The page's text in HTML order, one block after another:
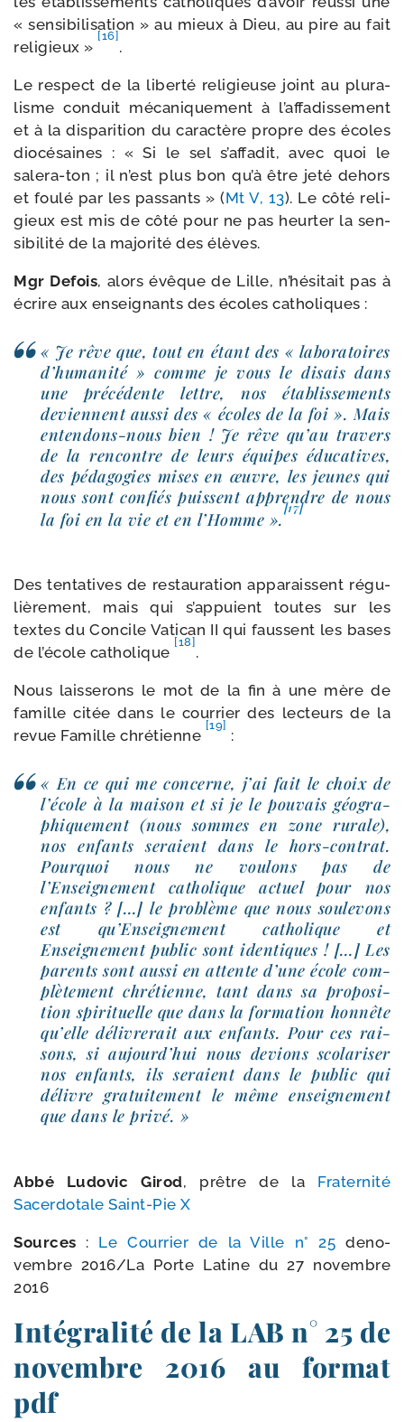
« sen­si­bi­li­sa­tion » au mieux à Dieu, au pire au fait
reli­gieux »
[16]
.
Le res­pect de la liber­té reli­gieuse joint au plu­ra­
lisme conduit méca­ni­que­ment à l’af­fa­dis­se­ment
et à la dis­pa­ri­tion du carac­tère propre des écoles
dio­cé­saines : « Si le sel s’af­fa­dit, avec quoi le
salera-​ton ; il n’est plus bon qu’à être jeté dehors
et fou­lé par les pas­sants » (Mt V, 13). Le côté reli­
gieux est mis de côté pour ne pas heur­ter la sen­
si­bi­li­té de la majo­ri­té des élèves.
Mgr Defois, alors évêque de Lille, n’hé­si­tait pas à
écrire aux ensei­gnants des écoles catholiques :
« Je rêve que, tout en étant des « labo­ra­toires
d’hu­ma­ni­té » comme je vous le disais dans
une pré­cé­dente lettre, nos éta­blis­se­ments
deviennent aus­si des « écoles de la foi ». Mais
entendons-​nous bien ! Je rêve qu’au tra­vers
de la ren­contre de leurs équipes édu­ca­tives,
des péda­go­gies mises en œuvre, les jeunes qui
nous sont confiés puissent apprendre de nous
la foi en la vie et en l’Homme ».
[17]
Des ten­ta­tives de res­tau­ra­tion appa­raissent régu­
liè­re­ment, mais qui s’ap­puient toutes sur les
textes du Concile Vatican II qui faussent les bases
de l’é­cole catho­lique
[18]
.
Nous lais­se­rons le mot de la fin à une mère de
famille citée dans le cour­rier des lec­teurs de la
revue Famille chré­tienne
[19]
:
« En ce qui me concerne, j’ai fait le choix de
l’é­cole à la mai­son et si je le pou­vais géo­gra­
phi­que­ment (nous sommes en zone rurale),
nos enfants seraient dans le hors-​contrat.
Pourquoi nous ne vou­lons pas de
l’Enseignement catho­lique actuel pour nos
enfants ? […] le pro­blème que nous sou­le­vons
est qu’Enseignement catho­lique et
Enseignement public sont iden­tiques ! […] Les
parents sont aus­si en attente d’une école com­
plè­te­ment chré­tienne, tant dans sa pro­po­si­
tion spi­ri­tuelle que dans la for­ma­tion hon­nête
qu’elle déli­vre­rait aux enfants. Pour ces rai­
sons, si aujourd’­hui nous devions sco­la­ri­ser
nos enfants, ils seraient dans le public qui
délivre gra­tui­te­ment le même ensei­gne­ment
que dans le privé. »
Abbé Ludovic Girod, prêtre de la Fraternité
Sacerdotale Saint-​Pie X
Sources : Le Courrier de la Ville n° 25 deno­
vembre 2016/​La Porte Latine du 27 novembre
2016
Intégralité de la LAB n° 25 de
novembre 2016 au format
pdf